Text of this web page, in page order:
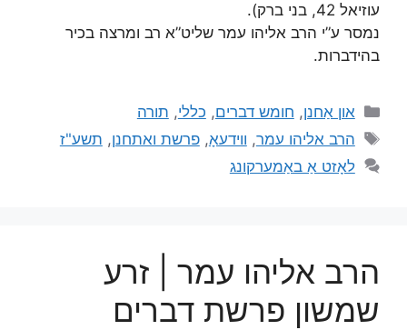
עוזיאל 42, בני ברק).
נמסר ע”י הרב אליהו עמר שליט”א רב ומרצה בכיר
בהידברות.
און אַחנן, חומש דברים, כללי, תורה
הרב אליהו עמר, ווידעאָ,פרשת ואתחנן, תשע"ז
לאָזט אַ באַמערקונג
הרב אליהו עמר | זרע
שמשון פרשת דברים